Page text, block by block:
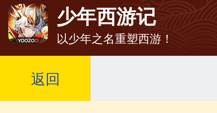
少年西游记
以少年之名重塑西游！
返回